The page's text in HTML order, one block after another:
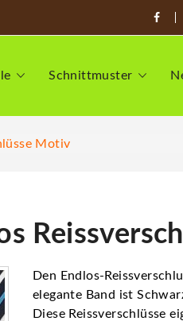
Schnittmuster
Motiv
Den Endlos-
elegante Band ist
Diese Reissverschlüsse